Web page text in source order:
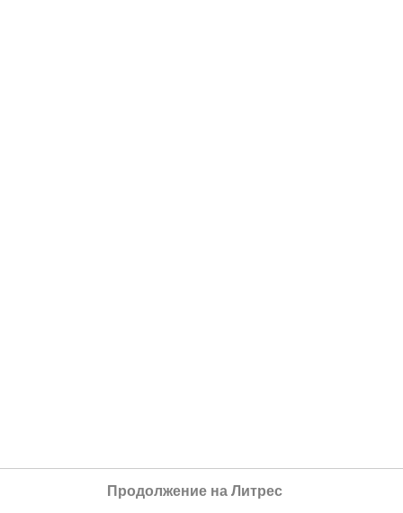
Продолжение на Литрес